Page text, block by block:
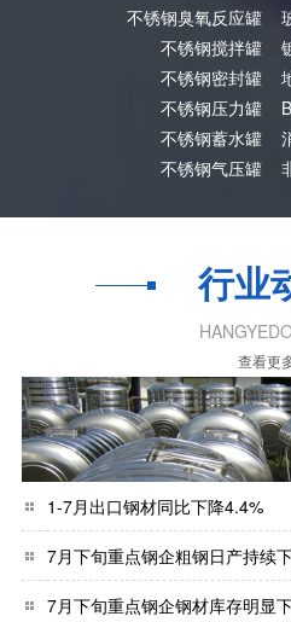
不锈钢臭氧反应罐
不锈钢搅拌罐
不锈钢密封罐
不锈钢压力罐
不锈钢蓄水罐
不锈钢气压罐
行业
查看更
1-7月出口钢材同比下降4.4%
7月下旬重点钢企粗钢日产持续
7月下旬重点钢企钢材库存明显